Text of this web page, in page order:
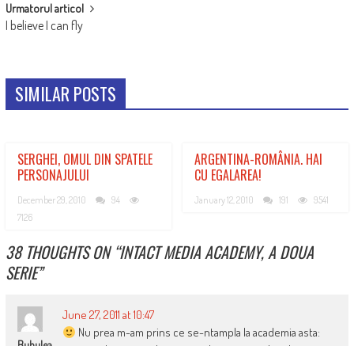
Urmatorul articol
I believe I can fly
SIMILAR POSTS
SERGHEI, OMUL DIN SPATELE
PERSONAJULUI
December 29, 2010
94
7126
ARGENTINA-ROMÂNIA. HAI
CU EGALAREA!
January 12, 2010 191 9541
38 THOUGHTS ON “INTACT MEDIA ACADEMY, A DOUA
SERIE”
June 27, 2011 at 10:47
Nu prea m-am prins ce se-ntampla la academia asta: